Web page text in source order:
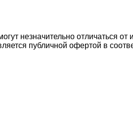
незначительно
публичной офертой в